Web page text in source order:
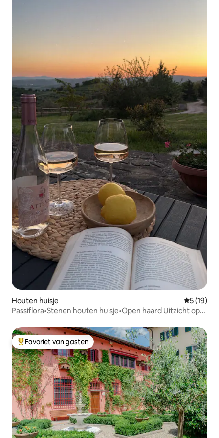
Houten huisje
5 (19)
Passiflora•Stenen houten huisje•Open haard Uitzicht op
Topfavoriet van gasten
Favoriet van gasten